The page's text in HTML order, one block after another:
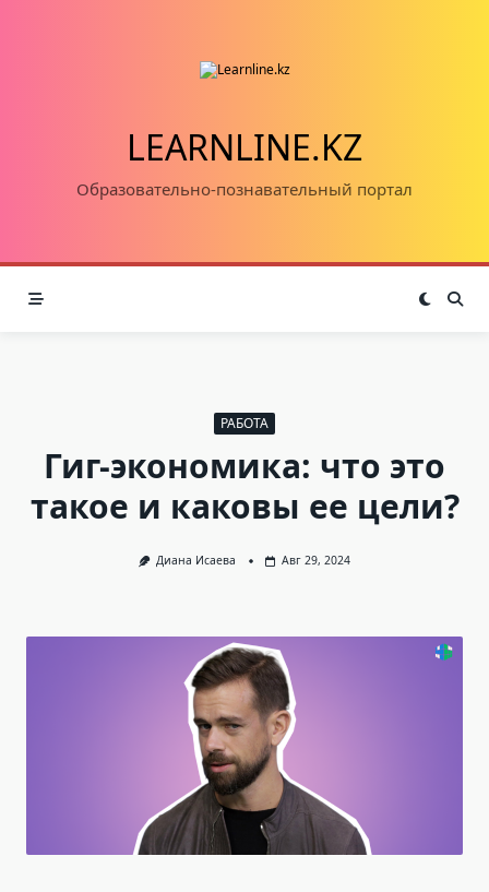
LEARNLINE.KZ
Образовательно-познавательный портал
РАБОТА
Гиг-экономика: что это
такое и каковы ее цели?
Диана Исаева Авг 29, 2024